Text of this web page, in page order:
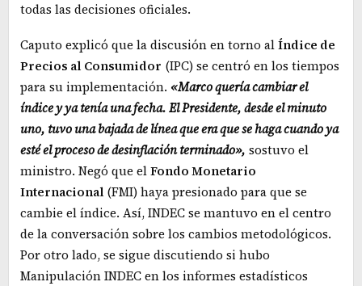
todas las decisiones oficiales.
Caputo explicó que la discusión en torno alÍndice de
Precios al Consumidor (IPC) se centró en los tiempos
para su implementación. «Marco quería cambiar el
índice y ya tenía una fecha. El Presidente, desde el minuto
uno, tuvo una bajada de línea que era que se haga cuando ya
esté el proceso de desinflación terminado», sostuvo el
ministro. Negó que elFondo Monetario
Internacional (FMI) haya presionado para que se
cambie el índice. Así, INDEC se mantuvo en el centro
de la conversación sobre los cambios metodológicos.
Por otro lado, se sigue discutiendo si hubo
Manipulación INDEC en los informes estadísticos